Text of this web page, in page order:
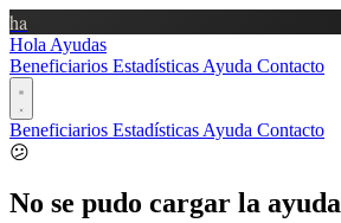
ha
Hola Ayudas
Beneficiarios Estadísticas Ayuda Contacto
Beneficiarios Estadísticas Ayuda Contacto
😕
No se pudo cargar la ayuda